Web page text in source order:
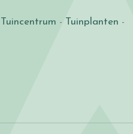
Tuincentrum - Tuinplanten -